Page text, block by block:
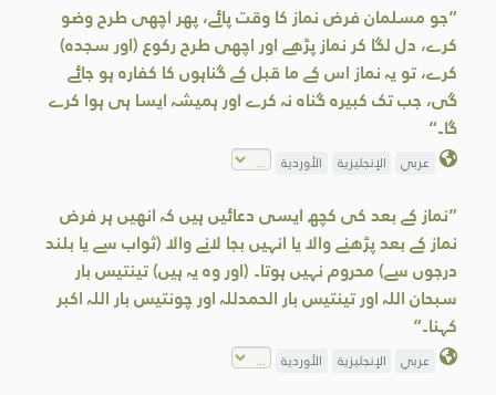
”جو مسلمان فرض نماز کا وقت پائے، پھر اچھی طرح وضو
کرے، دل لگا کر نماز پڑھے اور اچھی طرح رکوع (اور سجدہ)
کرے، تو یہ نماز اس کے ما قبل کے گناہوں کا کفارہ ہو جائے
گی، جب تک کبیرہ گناہ نہ کرے اور ہمیشہ ایسا ہی ہوا کرے
گا۔“
عربي الإنجليزية الأوردية
”نماز کے بعد کی کچھ ایسی دعائیں ہیں کہ انھیں ہر فرض
نماز کے بعد پڑھنے والا یا انہیں بجا لانے والا (ثواب سے یا بلند
درجوں سے) محروم نہیں ہوتا۔ (اور وہ یہ ہیں) تینتیس بار
سبحان اللہ اور تینتیس بار الحمدللہ اور چونتیس بار اللہ اکبر
کہنا۔“
عربي الإنجليزية الأوردية